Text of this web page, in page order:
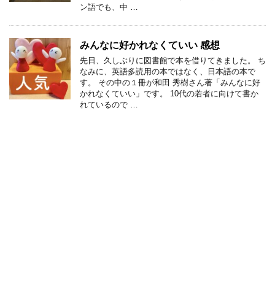
ン語でも、中 …
みんなに好かれなくていい 感想
先日、久しぶりに図書館で本を借りてきました。 ち
なみに、英語多読用の本ではなく、日本語の本で
す。 その中の１冊が和田 秀樹さん著「みんなに好
かれなくていい」です。 10代の若者に向けて書か
れているので …